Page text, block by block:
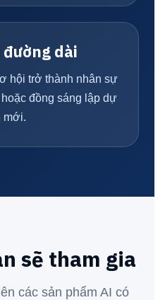
đường dài
hội trở thành nhân sự
đồng sáng lập dự
mới.
sẽ tham gia
các sản phẩm AI có